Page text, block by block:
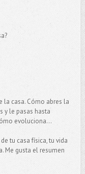
la casa. Cómo abres la
y le pasas hasta
evoluciona...
tu casa física, tu vida
Me gusta el resumen